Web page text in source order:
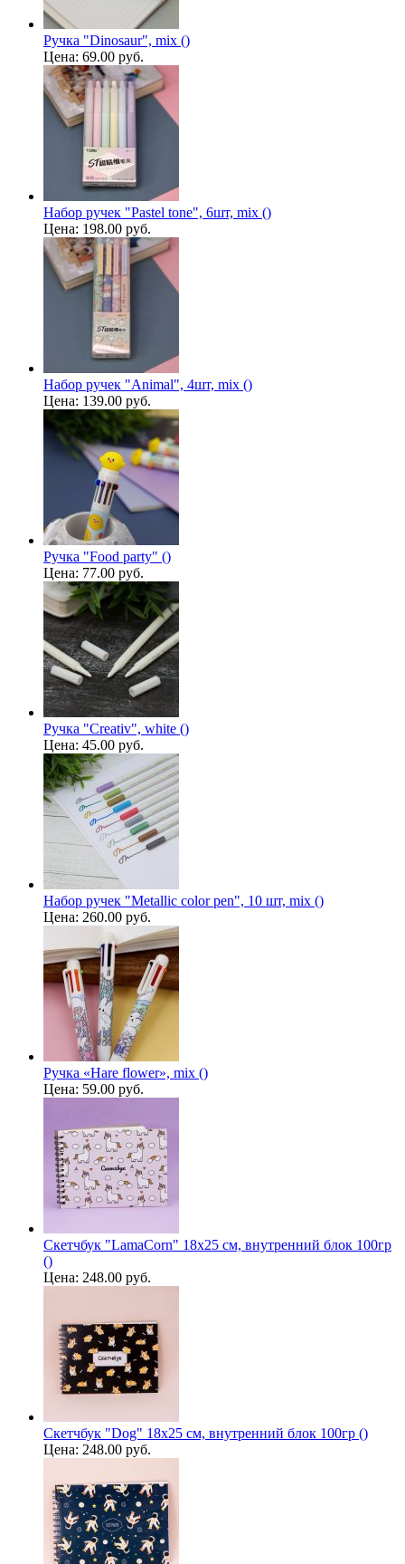
Ручка "Dinosaur", mix ()
Цена: 69.00 руб.
Набор ручек "Pastel tone", 6шт, mix ()
Цена: 198.00 руб.
Набор ручек "Animal", 4шт, mix ()
Цена: 139.00 руб.
Ручка "Food party" ()
Цена: 77.00 руб.
Ручка "Creativ", white ()
Цена: 45.00 руб.
Набор ручек "Metallic color pen", 10 шт, mix ()
Цена: 260.00 руб.
Ручка «Hare flower», mix ()
Цена: 59.00 руб.
Скетчбук "LamaCorn" 18х25 см, внутренний блок 100гр
()
Цена: 248.00 руб.
Скетчбук "Dog" 18х25 см, внутренний блок 100гр ()
Цена: 248.00 руб.